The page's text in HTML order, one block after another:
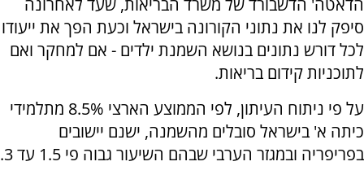
הדאטה' הדשבורד של משרד הבריאות, שעד לאחרונה
סיפק לנו את נתוני הקורונה בישראל וכעת הפך את ייעודו
לכל דורש נתונים בנושא השמנת ילדים - אם למחקר ואם
לתוכניות קידום בריאות.
על פי ניתוח העיתון, לפי הממוצע הארצי 8.5% מתלמידי
כיתה א' בישראל סובלים מהשמנה, ישנם יישובים
בפריפריה ובמגזר הערבי שבהם השיעור גבוה פי 1.5 עד 3.